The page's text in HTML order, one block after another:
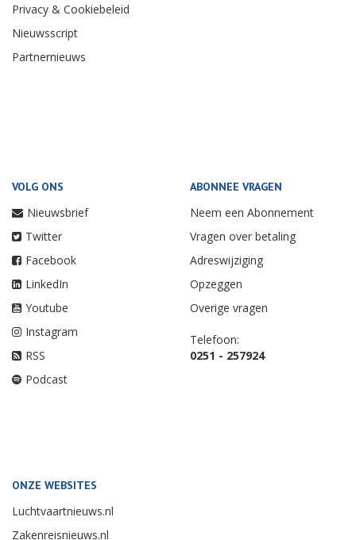
Privacy & Cookiebeleid
Nieuwsscript
Partnernieuws
VOLG ONS
Nieuwsbrief
Twitter
Facebook
LinkedIn
Youtube
Instagram
RSS
Podcast
ABONNEE VRAGEN
Neem een Abonnement
Vragen over betaling
Adreswijziging
Opzeggen
Overige vragen
Telefoon:
0251 - 257924
ONZE WEBSITES
Luchtvaartnieuws.nl
Zakenreisnieuws.nl